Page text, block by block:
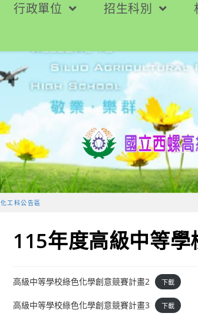
行政單位 招生科別
化工科公告區
115年度高級中等
高級中等學校綠色化學創意競賽計畫2 下載
高級中等學校綠色化學創意競賽計畫3 下載